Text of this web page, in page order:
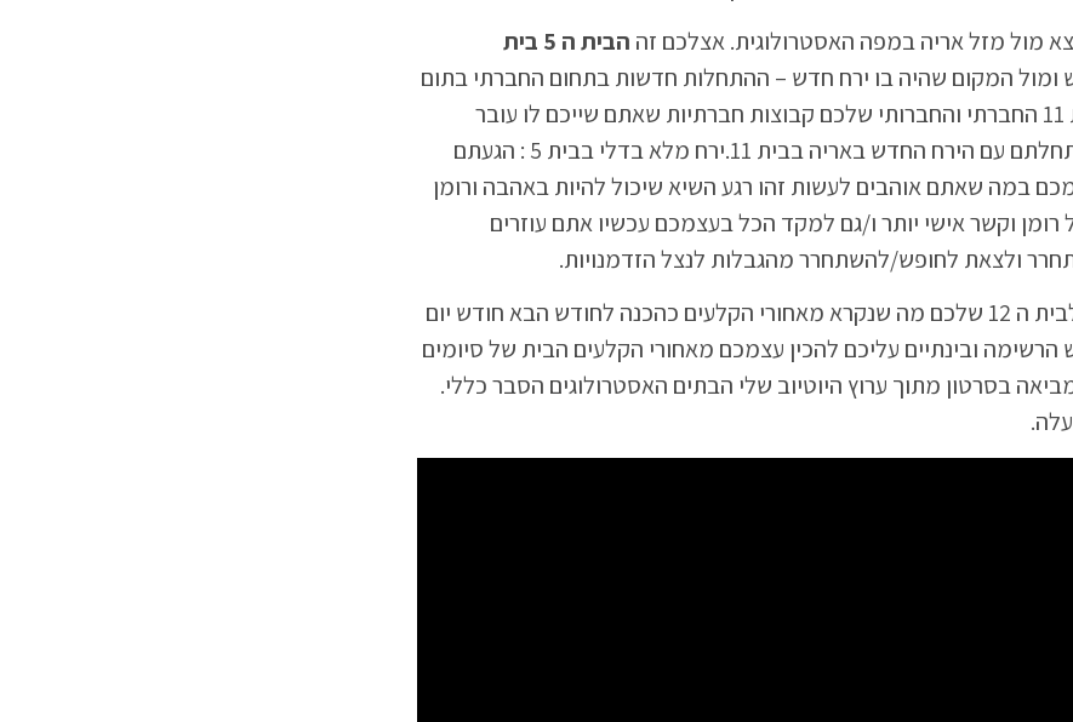
מול מזל אריה במפה האסטרולוגית. אצלכם זה
הבית ה 5 בית
ומול המקום שהיה בו ירח חדש – ההתחלות חדשות בתחום החברתי בתום
הקולגות שלכם. עכשיו המיקוד עליכם מה שהתחיל החודש בבית 11 החברתי והחברותי שלכם קבוצות חברתיות שאתם שייכם לו עובר
במיקוד הדברים לשיא להשלמה של איזה עניין חברתי/אישי שהתחלתם עם הירח החדש באריה בבית 11.ירח מלא בדלי בבית 5 : הגעתם
במה שאתם אוהבים לעשות זהו רגע השיא שיכול להיות באהבה ורומן
וקשר אישי יותר ו/גם למקד הכל בעצמכם עכשיו אתם עוזרים
ולצאת לחופש/להשתחרר מהגבלות לנצל הזדמנויות.
ב 18 באוגוסט מרס עובר למזל בתולה שזהו תחום חיים שקשור לבית ה 12 שלכם מה שנקרא מאחורי הקלעים כהכנה לחודש הבא חודש יום
ובינתיים עליכם להכין עצמכם מאחורי הקלעים הבית של סיומים
מה שבית 12 מייצג. לנוחיותכם מביאה בסרטון מתוך ערוץ היוטיוב שלי הבתים האסטרולוגים הסבר כללי.